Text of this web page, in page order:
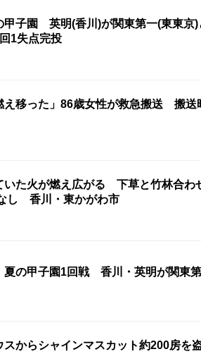
甲子園 英明(香川)が関東第一(東東京
1失点完投
え移った」86歳女性が救急搬送 搬
いた火が燃え広がる 下草と竹林合わ
し 香川・東かがわ市
夏の甲子園1回戦 香川・英明が関東
スからシャインマスカット約200房